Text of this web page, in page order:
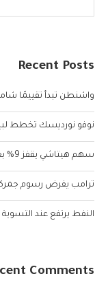
Recent Posts
واشنطن تبدأ تقييمًا
نوفو نورديسك تخطط
سهم هيتاشي يقفز 9% بعد شراكة استراتيجية مع أوبن إيه آي
ترامب يفرض رسوم جمركية بنسبة 25% على
النفط يرتفع عند التسوية بنحو 1.5% مع
Comments